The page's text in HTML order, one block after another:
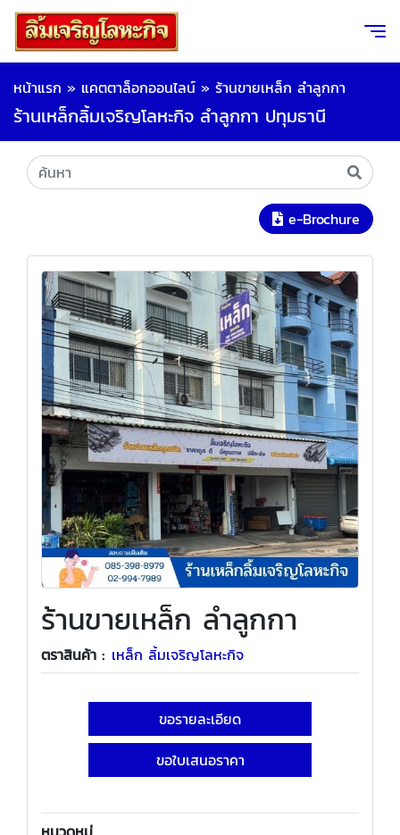
หน้าแรก » แคตตาล็อกออนไลน์ » ร้านขายเหล็ก ลำลูกกา
ร้านเหล็กลิ้มเจริญโลหะกิจ ลำลูกกา ปทุมธานี
e-Brochure
ร้านขายเหล็ก ลำลูกกา
ตราสินค้า : เหล็ก ลิ้มเจริญโลหะกิจ
ขอรายละเอียด
ขอใบเสนอราคา